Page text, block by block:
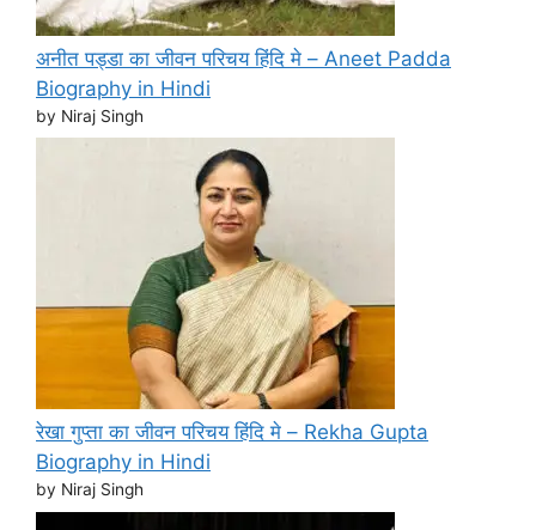
अनीत पड्डा का जीवन परिचय हिंदि मे – Aneet Padda
Biography in Hindi
by Niraj Singh
रेखा गुप्ता का जीवन परिचय हिंदि मे – Rekha Gupta
Biography in Hindi
by Niraj Singh